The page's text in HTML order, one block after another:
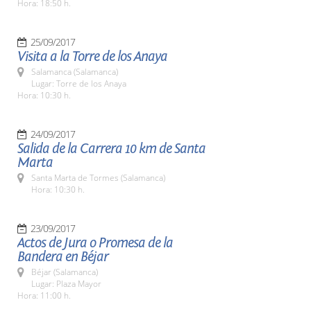
Hora: 18:50 h.
25/09/2017
Visita a la Torre de los Anaya
Salamanca (Salamanca)
Lugar: Torre de los Anaya
Hora: 10:30 h.
24/09/2017
Salida de la Carrera 10 km de Santa
Marta
Santa Marta de Tormes (Salamanca)
Hora: 10:30 h.
23/09/2017
Actos de Jura o Promesa de la
Bandera en Béjar
Béjar (Salamanca)
Lugar: Plaza Mayor
Hora: 11:00 h.